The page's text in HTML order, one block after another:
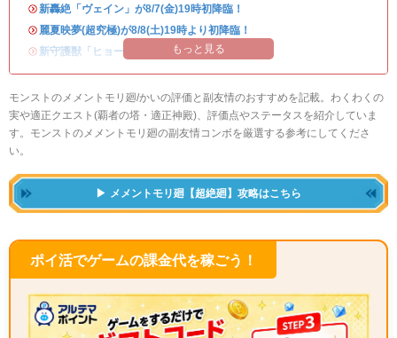
・新轟絶「ヴェイン」が8/7(金)19時初降臨！
・ 麗夏映夢(超究極)が8/8(土)19時より初降臨！
・ 新守護獣「ヒョーたん」が登場！もっと見る
モンストのメメントモリ廻/かいの評価と副友情のおすすめを記載。わくわくの
実や適正クエスト(覇者の塔・適正神殿)、評価点やステータスを紹介していま
す。モンストのメメントモリ廻の副友情コンボを厳選する参考にしてくださ
い。
メメントモリ廻【超絶廻】攻略はこちら
ポイ活でゲームの課金代を稼ごう！